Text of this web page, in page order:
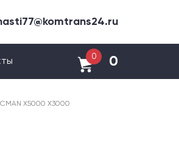
0 0
X5000 X3000